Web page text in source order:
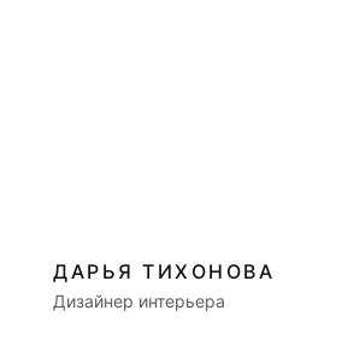
ДАРЬЯ ТИХОНОВА
Дизайнер интерьера